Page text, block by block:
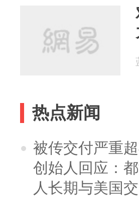
热点新闻
被传交付严重
创始人回应：
人长期与美国